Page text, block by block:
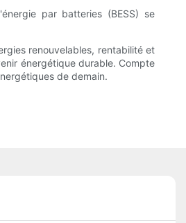
par batteries (BESS) se
renouvelables, rentabilité et
énergétique durable. Compte
de demain.